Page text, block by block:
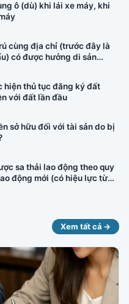
hóa, bảo lãnh nhà ở hình
đấu thầu thuốc có hiệu
ô (dù) khi lái xe máy, khi
cùng địa chỉ (trước đây là
có được hưởng di sản
hiện thủ tục đăng ký đất
với đất lần đầu
sở hữu đối với tài sản do bị
sa thải lao động theo quy
động mới (có hiệu lực từ
Xem tất cả →